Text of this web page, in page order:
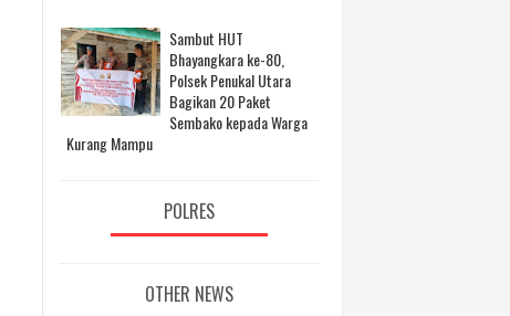
Sambut HUT
Bhayangkara ke-80,
Polsek Penukal Utara
Bagikan 20 Paket
Sembako kepada Warga
Kurang Mampu
POLRES
OTHER NEWS